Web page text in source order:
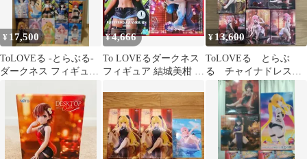
¥ 17,500
ToLOVEる -とらぶる-
ダークネス フィギュア
¥4,666
To LOVEるダークネス
フィギュア 結城美柑 西
め
¥ 13,600
ToLOVEる とらぶ
る チャイナドレス
フィギュア デスクト
ップキュート